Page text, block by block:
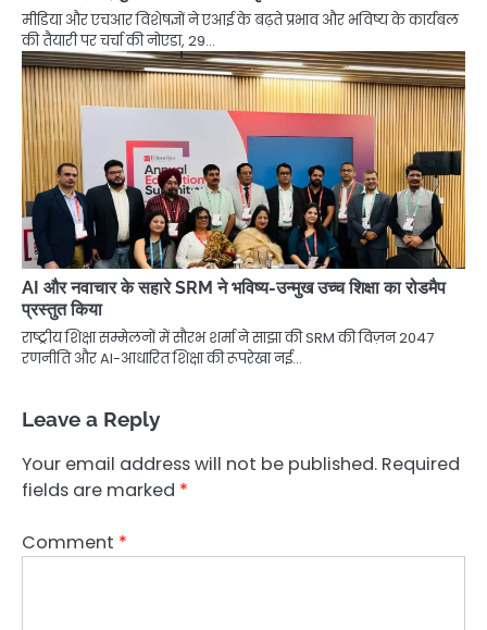
मीडिया और एचआर विशेषज्ञों ने एआई के बढ़ते प्रभाव और भविष्य के कार्यबल
की तैयारी पर चर्चा की नोएडा, 29…
AI और नवाचार के सहारे SRM ने भविष्य-उन्मुख उच्च शिक्षा का रोडमैप
प्रस्तुत किया
राष्ट्रीय शिक्षा सम्मेलनों में सौरभ शर्मा ने साझा की SRM की विज़न 2047
रणनीति और AI-आधारित शिक्षा की रूपरेखा नई…
Leave a Reply
Your email address will not be published. Required
fields are marked *
Comment *